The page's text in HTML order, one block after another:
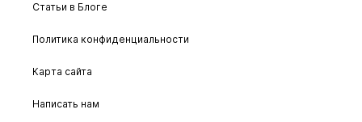
Статьи в Блоге
Политика конфиденциальности
Карта сайта
Написать нам